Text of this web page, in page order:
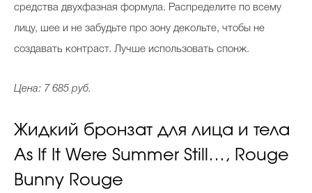
средства двухфазная формула. Распределите по всему
лицу, шее и не забудьте про зону декольте, чтобы не
создавать контраст. Лучше использовать спонж.
Цена: 7 685 руб.
Жидкий бронзат для лица и тела
As If It Were Summer Still…, Rouge
Bunny Rouge